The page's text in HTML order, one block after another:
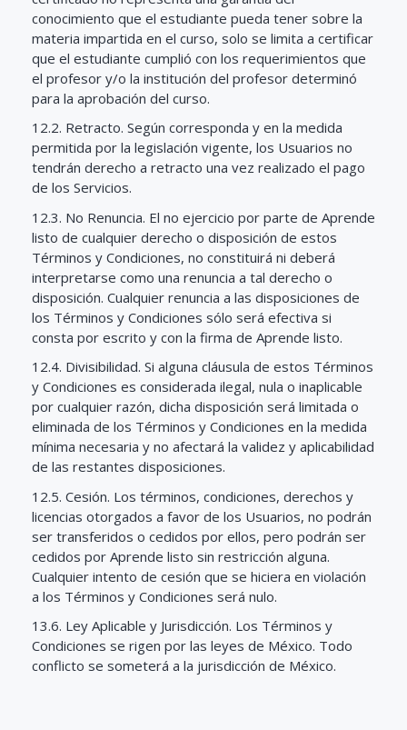
conocimiento que el estudiante pueda tener sobre la
materia impartida en el curso, solo se limita a certificar
que el estudiante cumplió con los requerimientos que
el profesor y/o la institución del profesor determinó
para la aprobación del curso.
12.2. Retracto. Según corresponda y en la medida
permitida por la legislación vigente, los Usuarios no
tendrán derecho a retracto una vez realizado el pago
de los Servicios.
12.3. No Renuncia. El no ejercicio por parte de Aprende
listo de cualquier derecho o disposición de estos
Términos y Condiciones, no constituirá ni deberá
interpretarse como una renuncia a tal derecho o
disposición. Cualquier renuncia a las disposiciones de
los Términos y Condiciones sólo será efectiva si
consta por escrito y con la firma de Aprende listo.
12.4. Divisibilidad. Si alguna cláusula de estos Términos
y Condiciones es considerada ilegal, nula o inaplicable
por cualquier razón, dicha disposición será limitada o
eliminada de los Términos y Condiciones en la medida
mínima necesaria y no afectará la validez y aplicabilidad
de las restantes disposiciones.
12.5. Cesión. Los términos, condiciones, derechos y
licencias otorgados a favor de los Usuarios, no podrán
ser transferidos o cedidos por ellos, pero podrán ser
cedidos por Aprende listo sin restricción alguna.
Cualquier intento de cesión que se hiciera en violación
a los Términos y Condiciones será nulo.
13.6. Ley Aplicable y Jurisdicción. Los Términos y
Condiciones se rigen por las leyes de México. Todo
conflicto se someterá a la jurisdicción de México.